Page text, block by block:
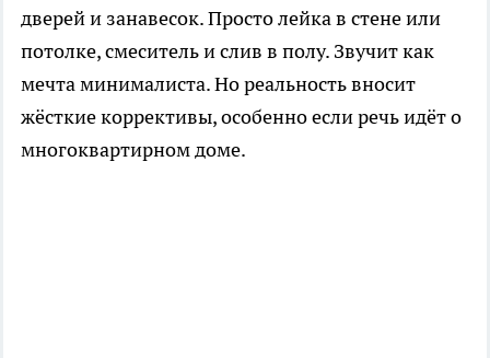
дверей и занавесок. Просто лейка в стене или
потолке, смеситель и слив в полу. Звучит как
мечта минималиста. Но реальность вносит
жёсткие коррективы, особенно если речь идёт о
многоквартирном доме.